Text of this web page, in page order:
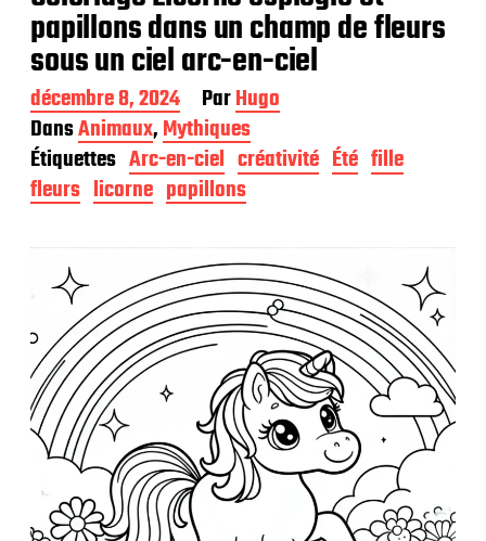
papillons dans un champ de fleurs
sous un ciel arc-en-ciel
D
a
t
e
d
e
u
c
a
t
i
o
n
décembre 8, 2024 ParHugo
DansAnimaux,Mythiques
Étiquettes Arc-en-ciel créativité Été fille
fleurs licorne papillons